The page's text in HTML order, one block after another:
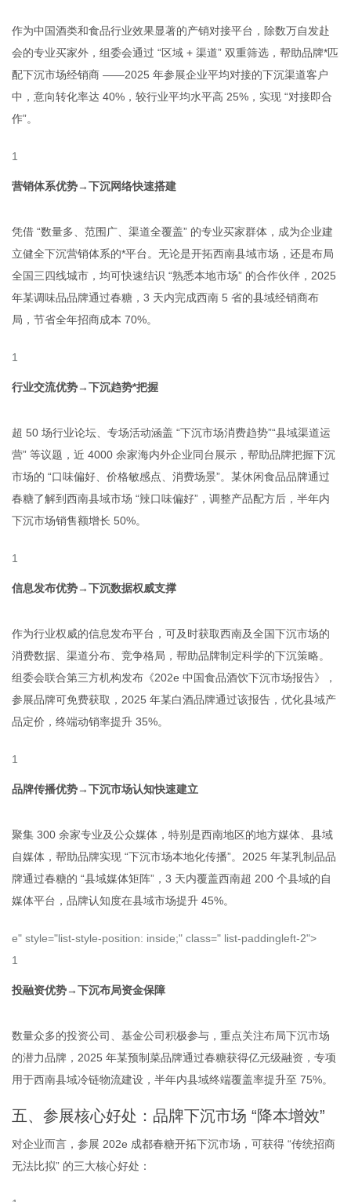
作为中国酒类和食品行业效果显著的产销对接平台，除数万自发赴
会的专业买家外，组委会通过 “区域 + 渠道” 双重筛选，帮助品牌*匹
配下沉市场经销商 ——2025 年参展企业平均对接的下沉渠道客户
中，意向转化率达 40%，较行业平均水平高 25%，实现 “对接即合
作”。
营销体系优势→下沉网络快速搭建
凭借 “数量多、范围广、渠道全覆盖” 的专业买家群体，成为企业建
立健全下沉营销体系的*平台。无论是开拓西南县域市场，还是布局
全国三四线城市，均可快速结识 “熟悉本地市场” 的合作伙伴，2025
年某调味品品牌通过春糖，3 天内完成西南 5 省的县域经销商布
局，节省全年招商成本 70%。
行业交流优势→下沉趋势*把握
超 50 场行业论坛、专场活动涵盖 “下沉市场消费趋势”“县域渠道运
营” 等议题，近 4000 余家海内外企业同台展示，帮助品牌把握下沉
市场的 “口味偏好、价格敏感点、消费场景”。某休闲食品品牌通过
春糖了解到西南县域市场 “辣口味偏好”，调整产品配方后，半年内
下沉市场销售额增长 50%。
信息发布优势→下沉数据权威支撑
作为行业权威的信息发布平台，可及时获取西南及全国下沉市场的
消费数据、渠道分布、竞争格局，帮助品牌制定科学的下沉策略。
组委会联合第三方机构发布《202e 中国食品酒饮下沉市场报告》，
参展品牌可免费获取，2025 年某白酒品牌通过该报告，优化县域产
品定价，终端动销率提升 35%。
品牌传播优势→下沉市场认知快速建立
聚集 300 余家专业及公众媒体，特别是西南地区的地方媒体、县域
自媒体，帮助品牌实现 “下沉市场本地化传播”。2025 年某乳制品品
牌通过春糖的 “县域媒体矩阵”，3 天内覆盖西南超 200 个县域的自
媒体平台，品牌认知度在县域市场提升 45%。
e" style="list-style-position: inside;" class=" list-paddingleft-2">
投融资优势→下沉布局资金保障
数量众多的投资公司、基金公司积极参与，重点关注布局下沉市场
的潜力品牌，2025 年某预制菜品牌通过春糖获得亿元级融资，专项
用于西南县域冷链物流建设，半年内县域终端覆盖率提升至 75%。
五、参展核心好处：品牌下沉市场 “降本增效”
对企业而言，参展 202e 成都春糖开拓下沉市场，可获得 “传统招商
无法比拟” 的三大核心好处：